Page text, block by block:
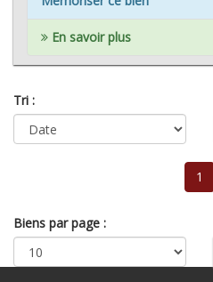
En savoir plus
Tri :
1
Biens par page :